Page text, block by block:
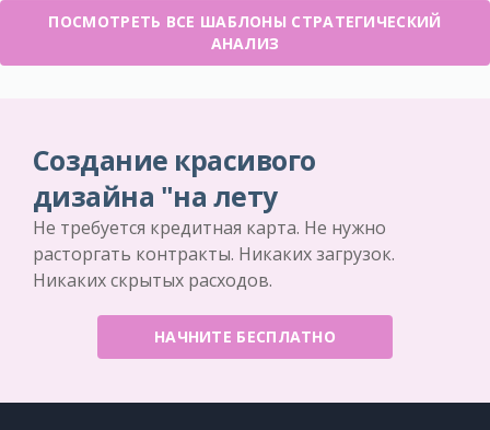
ПОСМОТРЕТЬ ВСЕ ШАБЛОНЫ СТРАТЕГИЧЕСКИЙ
АНАЛИЗ
Создание красивого
дизайна "на лету
Не требуется кредитная карта. Не нужно
расторгать контракты. Никаких загрузок.
Никаких скрытых расходов.
НАЧНИТЕ БЕСПЛАТНО